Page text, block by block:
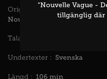
"Nouvelle Vague -
tillgänglig där
Originaltitel :
Nouvelle Vague
Talade språk :
Undertexter : Svenska
Längd : 106 min